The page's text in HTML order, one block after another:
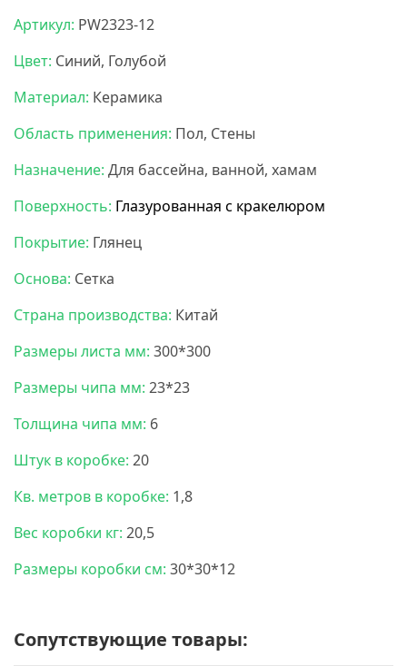
Артикул: PW2323-12
Цвет: Синий, Голубой
Материал: Керамика
Область применения: Пол, Стены
Назначение: Для бассейна, ванной, хамам
Поверхность: Глазурованная с кракелюром
Покрытие: Глянец
Основа: Сетка
Страна производства: Китай
Размеры листа мм: 300*300
Размеры чипа мм: 23*23
Толщина чипа мм: 6
Штук в коробке: 20
Кв. метров в коробке: 1,8
Вес коробки кг: 20,5
Размеры коробки см: 30*30*12
Сопутствующие товары: